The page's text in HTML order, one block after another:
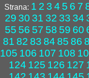
Strana: 1 2 3 4 5 6 7
29 30 31 32 33 34
55 56 57 58 59 60
81 82 83 84 85 86
105 106 107 108
124 125 126 127